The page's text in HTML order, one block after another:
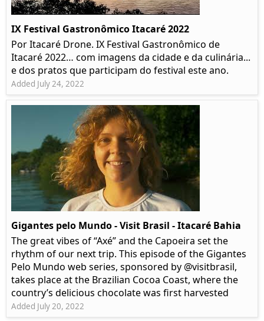
IX Festival Gastronômico Itacaré 2022
Por Itacaré Drone. IX Festival Gastronômico de
Itacaré 2022… com imagens da cidade e da culinária...
e dos pratos que participam do festival este ano.
Added July 24, 2022
Gigantes pelo Mundo - Visit Brasil - Itacaré Bahia
The great vibes of “Axé” and the Capoeira set the
rhythm of our next trip. This episode of the Gigantes
Pelo Mundo web series, sponsored by @visitbrasil,
takes place at the Brazilian Cocoa Coast, where the
country’s delicious chocolate was first harvested
Added July 20, 2022